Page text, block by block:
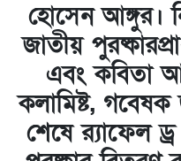
হোসেন আঙ্গুর।
জাতীয়
এবং কবিতা
কলামিষ্ট,
শেষে র‌্যাফেল